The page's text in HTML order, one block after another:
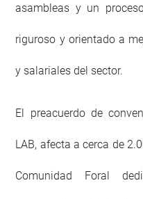
asambleas y un
riguroso y orientado a
y salariales del sector.
El preacuerdo de
LAB, afecta a cerca de
Comunidad Foral